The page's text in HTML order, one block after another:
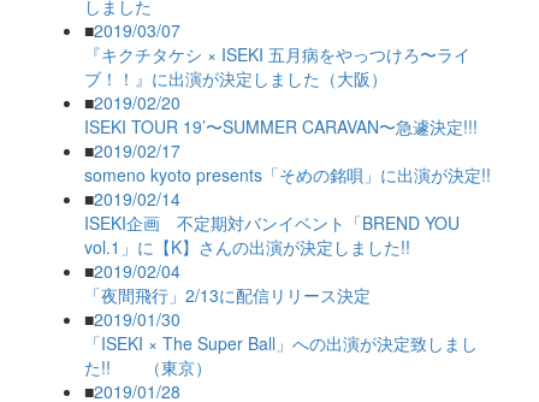
しました
■2019/03/07
『キクチタケシ × ISEKI 五月病をやっつけろ〜ライ
ブ！！』に出演が決定しました（大阪）
■2019/02/20
ISEKI TOUR 19’〜SUMMER CARAVAN〜急遽決定!!!
■2019/02/17
someno kyoto presents「そめの銘唄」に出演が決定!!
■2019/02/14
ISEKI企画 不定期対バンイベント「BREND YOU
vol.1」に【K】さんの出演が決定しました!!
■2019/02/04
「夜間飛行」2/13に配信リリース決定
■2019/01/30
「ISEKI × The Super Ball」への出演が決定致しまし
た!! （東京）
■2019/01/28